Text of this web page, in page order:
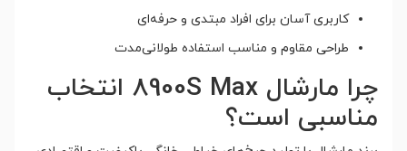
کاربری آسان برای افراد مبتدی و حرفه‌ای
طراحی مقاوم و مناسب استفاده طولانی‌مدت
چرا مارشال 8900S Max انتخاب
مناسبی است؟